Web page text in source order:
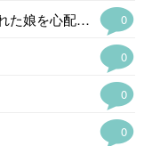
0
育児しながらトリプルワーク⁉ やつれた娘を心配する母。
0
0
0